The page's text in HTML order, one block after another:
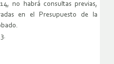
no habrá consultas previas,
en el Presupuesto de la